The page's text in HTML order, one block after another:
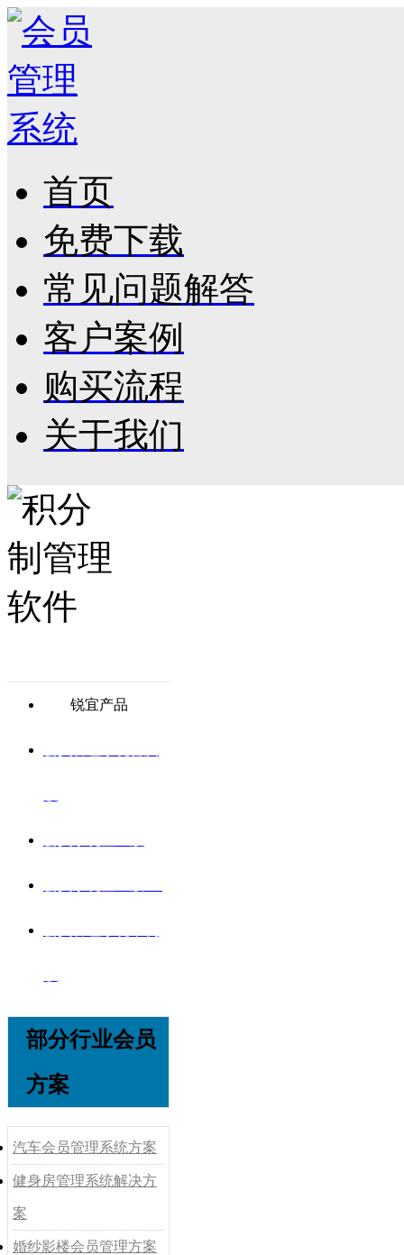
首页
免费下载
常见问题解答
客户案例
购买流程
关于我们
锐宜产品
部分行业会员
方案
汽车会员管理系统方案
健身房管理系统解决方
案
婚纱影楼会员管理方案